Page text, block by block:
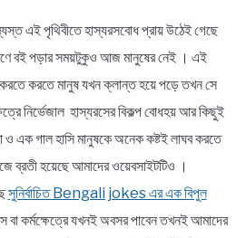
এই পৃথিবীতে হাস্যরসবোধ প্রায় উঠেই গেছে
বই পড়ার সময়টুকুও আজ মানুষের নেই । এই
করতে মানুষ যখন ক্লান্ত হয়ে পড়ে তখন সে
নির্ভেজাল হাস্যরসের বিকল্প বোধহয় আর কিছুই
এক গাল হাসি মানুষকে অনেক কষ্টই লাঘব করতে
ব্রতী হয়েছে আমাদের ওয়েবসাইটটিও ।
সুনির্বাচিত Bengali jokes এর এক বিপুল
বা কর্মক্ষেত্রে যখনই অবসর পাবেন তখনই আমাদের